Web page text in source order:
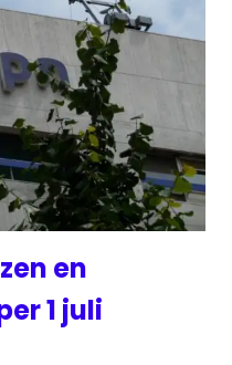
en
1 juli